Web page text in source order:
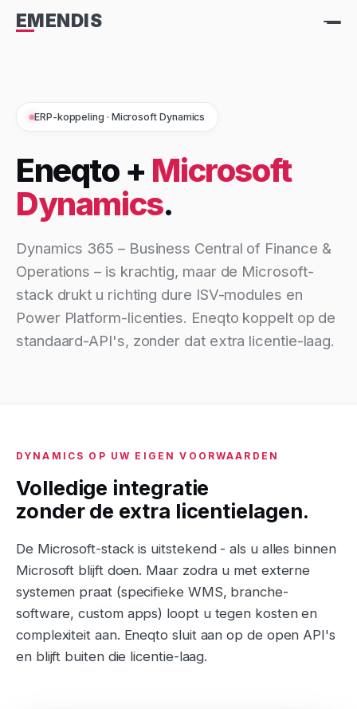
EMENDIS
ERP-koppeling · Microsoft Dynamics
Eneqto + Microsoft
Dynamics.
Dynamics 365 – Business Central of Finance &
Operations – is krachtig, maar de Microsoft-
stack drukt u richting dure ISV-modules en
Power Platform-licenties. Eneqto koppelt op de
standaard-API's, zonder dat extra licentie-laag.
DYNAMICS OP UW EIGEN VOORWAARDEN
Volledige integratie
zonder de extra licentielagen.
De Microsoft-stack is uitstekend - als u alles binnen
Microsoft blijft doen. Maar zodra u met externe
systemen praat (specifieke WMS, branche-
software, custom apps) loopt u tegen kosten en
complexiteit aan. Eneqto sluit aan op de open API's
en blijft buiten die licentie-laag.